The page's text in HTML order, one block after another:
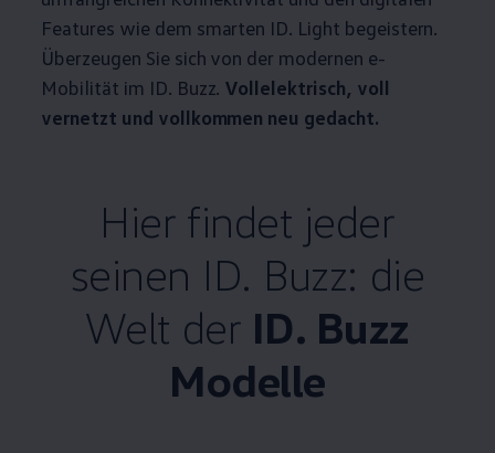
Features wie dem smarten ID. Light begeistern.
Überzeugen Sie sich von der modernen e-
Mobilität im ID. Buzz. Vollelektrisch, voll
vernetzt und vollkommen neu gedacht.
Hier findet jeder
seinen ID. Buzz: die
Welt der ID. Buzz
Modelle